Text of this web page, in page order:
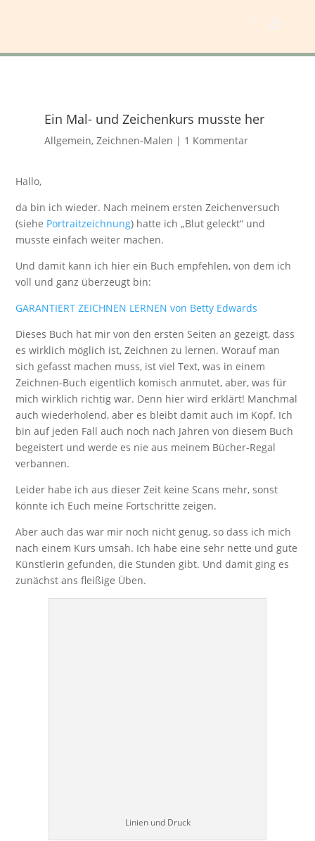
Ein Mal- und Zeichenkurs musste her
Allgemein, Zeichnen-Malen | 1 Kommentar
Hallo,
da bin ich wieder. Nach meinem ersten Zeichenversuch
(siehe Portraitzeichnung) hatte ich „Blut geleckt“ und
musste einfach weiter machen.
Und damit kann ich hier ein Buch empfehlen, von dem ich
voll und ganz überzeugt bin:
GARANTIERT ZEICHNEN LERNEN von Betty Edwards
Dieses Buch hat mir von den ersten Seiten an gezeigt, dass
es wirklich möglich ist, Zeichnen zu lernen. Worauf man
sich gefasst machen muss, ist viel Text, was in einem
Zeichnen-Buch eigentlich komisch anmutet, aber, was für
mich wirklich richtig war. Denn hier wird erklärt! Manchmal
auch wiederholend, aber es bleibt damit auch im Kopf. Ich
bin auf jeden Fall auch noch nach Jahren von diesem Buch
begeistert und werde es nie aus meinem Bücher-Regal
verbannen.
Leider habe ich aus dieser Zeit keine Scans mehr, sonst
könnte ich Euch meine Fortschritte zeigen.
Aber auch das war mir noch nicht genug, so dass ich mich
nach einem Kurs umsah. Ich habe eine sehr nette und gute
Künstlerin gefunden, die Stunden gibt. Und damit ging es
zunächst ans fleißige Üben.
Linien und Druck